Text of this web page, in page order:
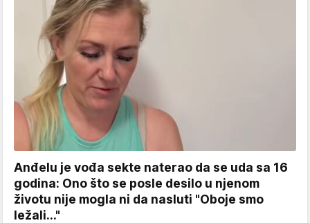
Anđelu je vođa sekte naterao da se uda sa 16
godina: Ono što se posle desilo u njenom
životu nije mogla ni da nasluti "Oboje smo
ležali..."